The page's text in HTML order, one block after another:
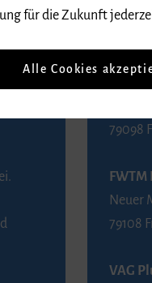
79098
Neuer
79108
VAG
für die Zukunft
Alle Cookies